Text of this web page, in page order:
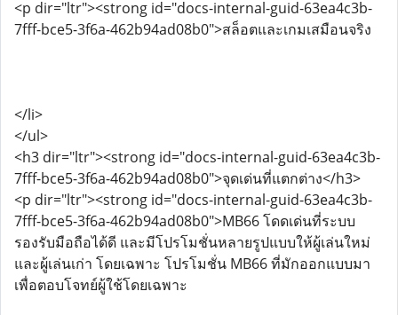
<p dir="ltr"><strong id="docs-internal-guid-63ea4c3b-
7fff-bce5-3f6a-462b94ad08b0">สล็อตและเกมเสมือนจริง
</li>
</ul>
<h3 dir="ltr"><strong id="docs-internal-guid-63ea4c3b-
7fff-bce5-3f6a-462b94ad08b0">จุดเด่นที่แตกต่าง</h3>
<p dir="ltr"><strong id="docs-internal-guid-63ea4c3b-
7fff-bce5-3f6a-462b94ad08b0">MB66 โดดเด่นที่ระบบ
รองรับมือถือได้ดี และมีโปรโมชั่นหลายรูปแบบให้ผู้เล่นใหม่
และผู้เล่นเก่า โดยเฉพาะ โปรโมชั่น MB66 ที่มักออกแบบมา
เพื่อตอบโจทย์ผู้ใช้โดยเฉพาะ